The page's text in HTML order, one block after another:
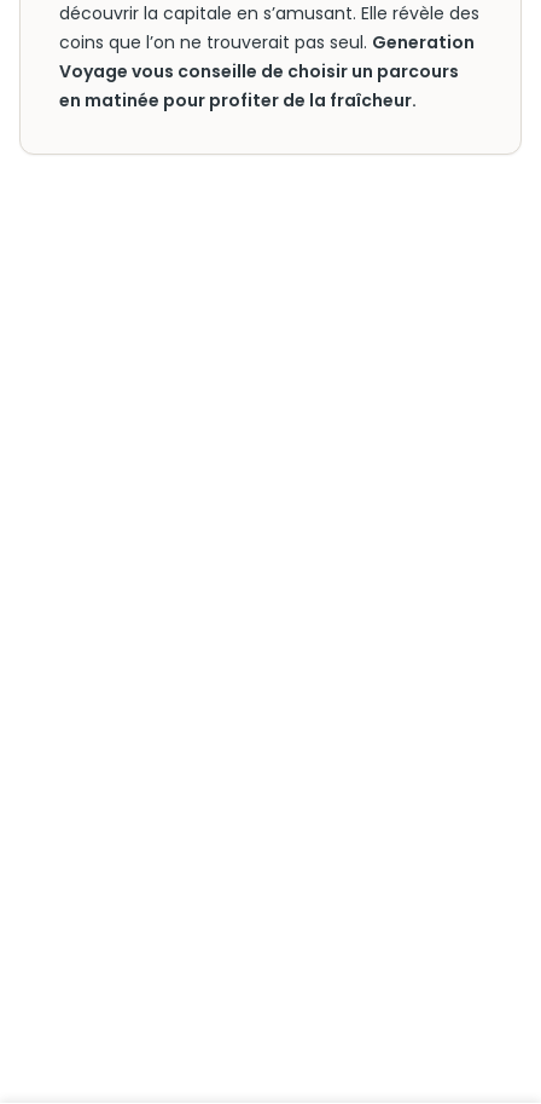
découvrir la capitale en s’amusant. Elle révèle des
coins que l’on ne trouverait pas seul. Generation
Voyage vous conseille de choisir un parcours
en matinée pour profiter de la fraîcheur.